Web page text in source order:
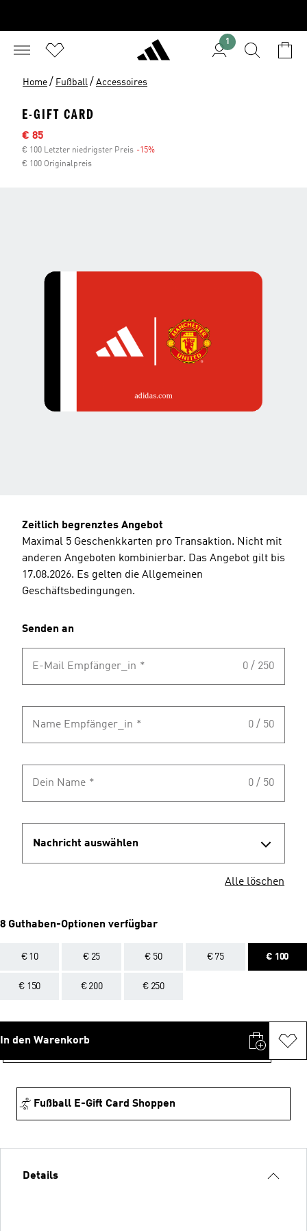
1
Home / Fußball / Accessoires
E-GIFT CARD
Sale-Preis
€ 85
€ 100 Letzter niedrigster Preis -15%
€ 100 Originalpreis
Zeitlich begrenztes Angebot
Maximal 5 Geschenkkarten pro Transaktion. Nicht mit
anderen Angeboten kombinierbar. Das Angebot gilt bis
17.08.2026. Es gelten die Allgemeinen
Geschäftsbedingungen.
Senden an
E-Mail Empfänger_in * 0 / 250
Name Empfänger_in * 0 / 50
Dein Name * 0 / 50
Nachricht auswählen
Alle löschen
8 Guthaben-Optionen verfügbar
€ 10 € 25 € 50 € 75 € 100
€ 150 € 200 € 250
In den Warenkorb
Fußball E-Gift Card Shoppen
Details